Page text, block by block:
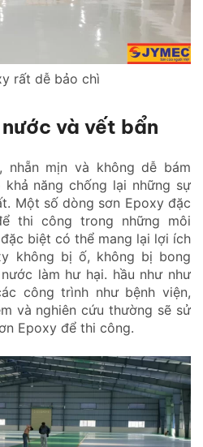
rất dễ bảo chì
và vết bẩn
nhẵn mịn và không dễ bám
năng chống lại những sự
Một số dòng sơn Epoxy đặc
thi công trong những môi
biệt có thể mang lại lợi ích
không bị ố, không bị bong
làm hư hại. hầu như như
công trình như bệnh viện,
và nghiên cứu thường sẽ sử
Epoxy để thi công.